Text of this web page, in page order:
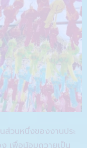
ส่วนหนึ่งของงานประ
เพื่อน้อมถวายเป็น